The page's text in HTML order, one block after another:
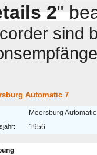
2"
sind
Automatic 7
Meersburg
1956